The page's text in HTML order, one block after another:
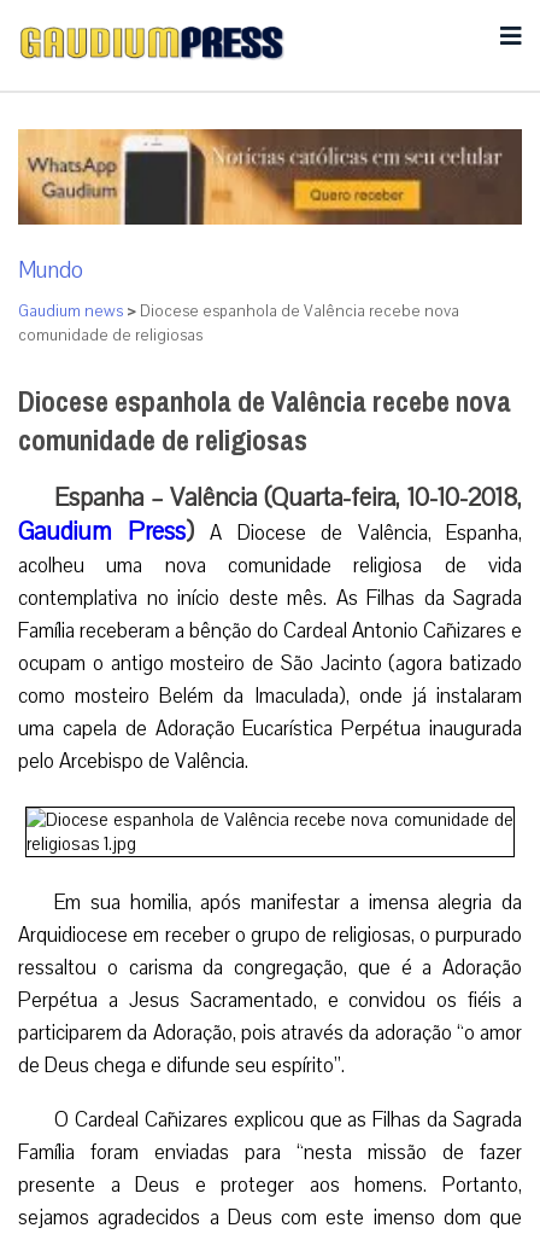
Mundo
Gaudium news > Diocese espanhola de Valência recebe nova
comunidade de religiosas
Diocese espanhola de Valência recebe nova
comunidade de religiosas
Espanha – Valência (Quarta-feira, 10-10-2018,
Gaudium Press) A Diocese de Valência, Espanha,
acolheu uma nova comunidade religiosa de vida
contemplativa no início deste mês. As Filhas da Sagrada
Família receberam a bênção do Cardeal Antonio Cañizares e
ocupam o antigo mosteiro de São Jacinto (agora batizado
como mosteiro Belém da Imaculada), onde já instalaram
uma capela de Adoração Eucarística Perpétua inaugurada
pelo Arcebispo de Valência.
Em sua homilia, após manifestar a imensa alegria da
Arquidiocese em receber o grupo de religiosas, o purpurado
ressaltou o carisma da congregação, que é a Adoração
Perpétua a Jesus Sacramentado, e convidou os fiéis a
participarem da Adoração, pois através da adoração “o amor
de Deus chega e difunde seu espírito”.
O Cardeal Cañizares explicou que as Filhas da Sagrada
Família foram enviadas para “nesta missão de fazer
presente a Deus e proteger aos homens. Portanto,
sejamos agradecidos a Deus com este imenso dom que